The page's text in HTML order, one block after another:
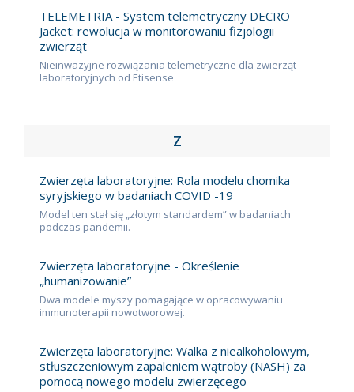
TELEMETRIA - System telemetryczny DECRO
Jacket: rewolucja w monitorowaniu fizjologii
zwierząt
Nieinwazyjne rozwiązania telemetryczne dla zwierząt
laboratoryjnych od Etisense
Z
Zwierzęta laboratoryjne: Rola modelu chomika
syryjskiego w badaniach COVID -19
Model ten stał się „złotym standardem” w badaniach
podczas pandemii.
Zwierzęta laboratoryjne - Określenie
„humanizowanie”
Dwa modele myszy pomagające w opracowywaniu
immunoterapii nowotworowej.
Zwierzęta laboratoryjne: Walka z niealkoholowym,
stłuszczeniowym zapaleniem wątroby (NASH) za
pomocą nowego modelu zwierzęcego